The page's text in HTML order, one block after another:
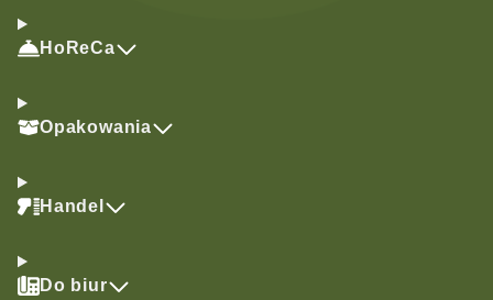
HoReCa
Opakowania
Handel
Do biur